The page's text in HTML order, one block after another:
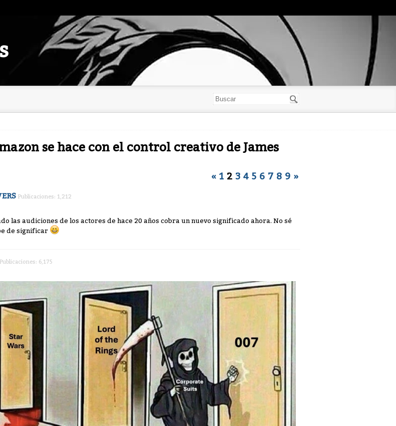
se hace con el control creativo de James
« 1 2 3 4 5 6 7 8 9 »
Publicaciones: 1,212
las audiciones de los actores de hace 20 años cobra un nuevo significado ahora. No sé
de significar
Publicaciones: 6,175